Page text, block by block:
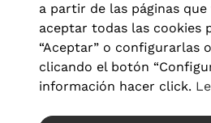
Aviso legal| Política de privacidad
Política de cookies|
a partir de las páginas que
aceptar todas las cookies
“Aceptar” o configurarlas
clicando el botón
información hacer click.